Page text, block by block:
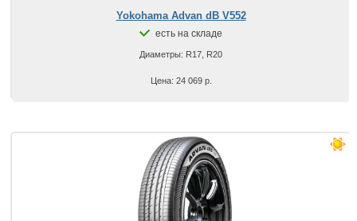
Yokohama Advan dB V552
есть на складе
Диаметры: R17, R20
Цена: 24 069 р.